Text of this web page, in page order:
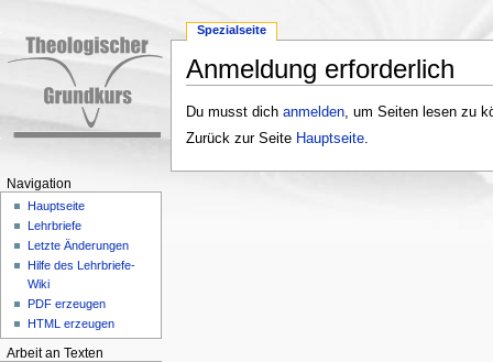
Anmeldung erforderlich
Du musst dich anmelden, um Seiten lesen zu
Zurück zur Seite Hauptseite.
Spezialseite
Navigation
Hauptseite
Lehrbriefe
Letzte Änderungen
Hilfe des Lehrbriefe-
Wiki
PDF erzeugen
HTML erzeugen
Arbeit an Texten